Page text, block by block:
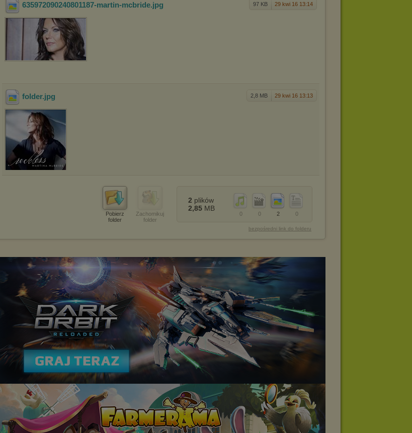
97 KB 29 kwi 16 13:14
635972090240801187-martin-mcbride.jpg
2,8 MB 29 kwi 16 13:13
folder.jpg
Pobierz
folder
Zachomikuj
folder
0
2
0
0
2 plików
2,85 MB
bezpośredni link do folderu